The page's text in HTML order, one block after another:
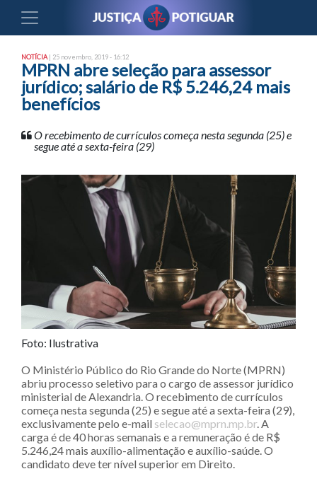
NOTÍCIA | 25 novembro, 2019 - 16:12
MPRN abre seleção para assessor
jurídico; salário de R$ 5.246,24 mais
benefícios
O recebimento de currículos começa nesta segunda (25) e
segue até a sexta-feira (29)
Foto: Ilustrativa
O Ministério Público do Rio Grande do Norte (MPRN)
abriu processo seletivo para o cargo de assessor jurídico
ministerial de Alexandria. O recebimento de currículos
começa nesta segunda (25) e segue até a sexta-feira (29),
exclusivamente pelo e-mail selecao@mprn.mp.br. A
carga é de 40 horas semanais e a remuneração é de R$
5.246,24 mais auxílio-alimentação e auxílio-saúde. O
candidato deve ter nível superior em Direito.